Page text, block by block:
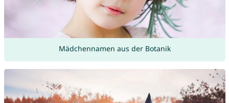
Mädchennamen aus der Botanik